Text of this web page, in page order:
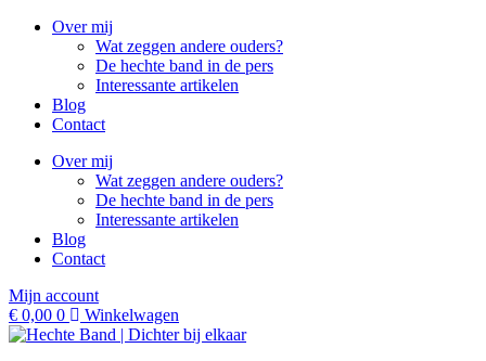
Over mij
Wat zeggen andere ouders?
De hechte band in de pers
Interessante artikelen
Blog
Contact
Over mij
Wat zeggen andere ouders?
De hechte band in de pers
Interessante artikelen
Blog
Contact
Mijn account
€ 0,00 0 Winkelwagen